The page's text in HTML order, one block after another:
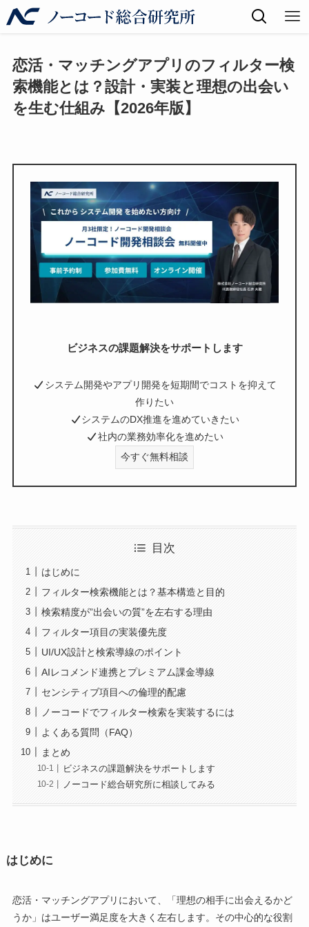
恋活・マッチングアプリのフィルター検
索機能とは？設計・実装と理想の出会い
を生む仕組み【2026年版】
ビジネスの課題解決をサポートします
システム開発やアプリ開発を短期間でコストを抑えて
作りたい
システムのDX推進を進めていきたい
社内の業務効率化を進めたい
今すぐ無料相談
目次
はじめに
フィルター検索機能とは？基本構造と目的
検索精度が”出会いの質”を左右する理由
フィルター項目の実装優先度
UI/UX設計と検索導線のポイント
AIレコメンド連携とプレミアム課金導線
センシティブ項目への倫理的配慮
ノーコードでフィルター検索を実装するには
よくある質問（FAQ）
まとめ
ビジネスの課題解決をサポートします
ノーコード総合研究所に相談してみる
はじめに
恋活・マッチングアプリにおいて、「理想の相手に出会えるかど
うか」はユーザー満足度を大きく左右します。その中心的な役割